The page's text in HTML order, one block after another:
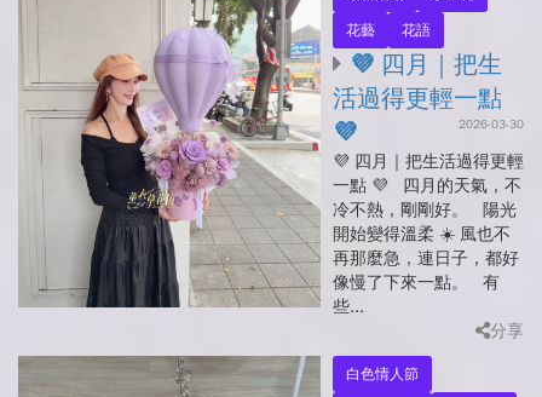
花藝
花語
💜 四月｜把生
活過得更輕一點
💜
2026-03-30
💜 四月｜把生活過得更輕
一點 💜 四月的天氣，不
冷不熱，剛剛好。 陽光
開始變得溫柔 ☀️ 風也不
再那麼急，連日子，都好
像慢了下來一點。 有
些...
分享
白色情人節